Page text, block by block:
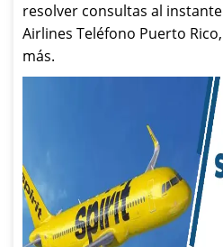
resolver consultas al
Airlines Teléfono Puerto
más.